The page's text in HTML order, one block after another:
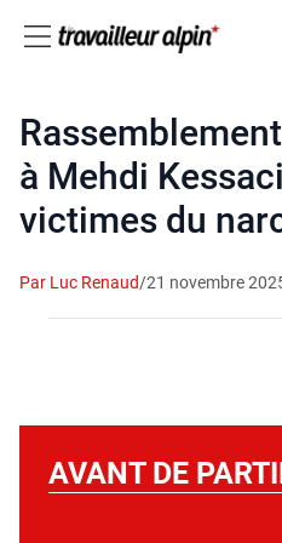
à Mehdi
victimes du
Par Luc Renaud/21 novembre
AVANT DE